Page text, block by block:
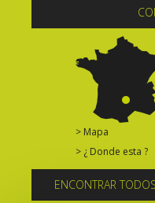
> Mapa
> ¿ Donde esta ?
ENCONTRAR